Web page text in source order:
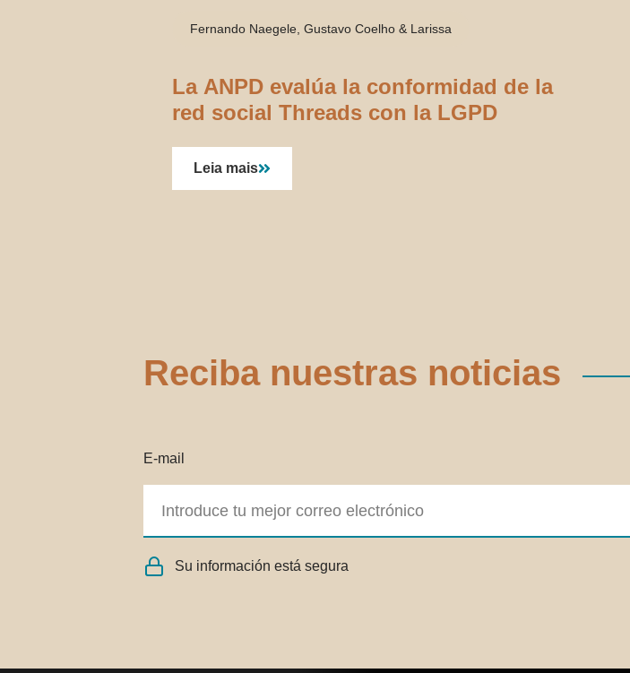
Fernando Naegele, Gustavo Coelho & Larissa
La ANPD evalúa la conformidad de la
red social Threads con la LGPD
Leia mais
Reciba nuestras noticias
E-mail
Su información está segura